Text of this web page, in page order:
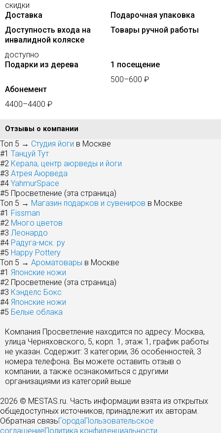
скидки
Доставка
Подарочная упаковка
Доступность входа на
инвалидной коляске
доступно
Товары ручной работы
Подарки из дерева
1 посещение
500–600 ₽
Абонемент
4400–4400 ₽
Отзывы о компании
Топ 5 → Студия йоги в Москве
#1 Танцуй Тут
#2 Керала, центр аюрведы и йоги
#3 Атрея Аюрведа
#4 YahmurSpace
#5 Просветление (эта страница)
Топ 5 → Магазин подарков и сувениров в Москве
#1 Fissman
#2 Много цветов
#3 Леонардо
#4 Радуга-мск. ру
#5 Happy Pottery
Топ 5 → Ароматовары в Москве
#1 Японские ножи
#2 Просветление (эта страница)
#3 Кэнделс Бокс
#4 Японские ножи
#5 Белые облака
Компания Просветление находится по адресу: Москва,
улица Черняховского, 5, корп. 1, этаж 1, график работы
не указан. Содержит: 3 категории, 36 особенностей, 3
номера телефона. Вы можете оставить отзыв о
компании, а также осзнакомиться с другими
организациями из категорий выше
2026 © MESTAS.ru. Часть информации взята из открытых
общедоступных источников, принадлежит их авторам.
Обратная связьГородаПользовательское
соглашениеПолитика конфиденциальности